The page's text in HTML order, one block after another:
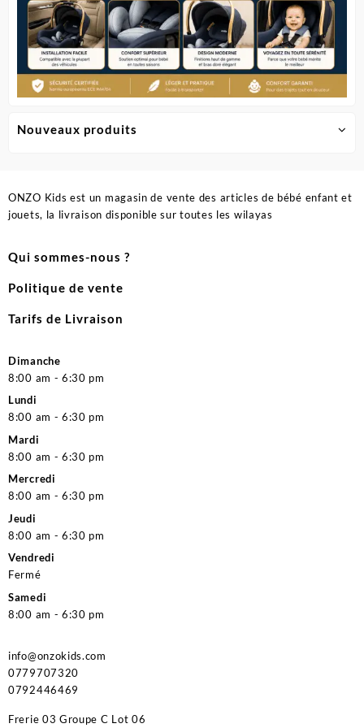
Nouveaux produits
ONZO Kids est un magasin de vente des articles de bébé enfant et
jouets, la livraison disponible sur toutes les wilayas
Qui sommes-nous ?
Politique de vente
Tarifs de Livraison
Dimanche
8:00 am - 6:30 pm
Lundi
8:00 am - 6:30 pm
Mardi
8:00 am - 6:30 pm
Mercredi
8:00 am - 6:30 pm
Jeudi
8:00 am - 6:30 pm
Vendredi
Fermé
Samedi
8:00 am - 6:30 pm
info@onzokids.com
0779707320
0792446469
Frerie 03 Groupe C Lot 06